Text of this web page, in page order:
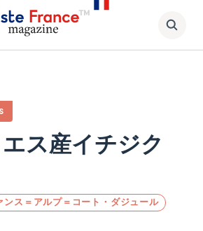
ス産イチジク
ンス＝アルプ＝コート・ダジュール